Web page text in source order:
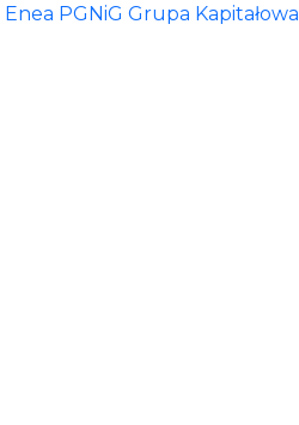
Enea PGNiG Grupa Kapitałowa